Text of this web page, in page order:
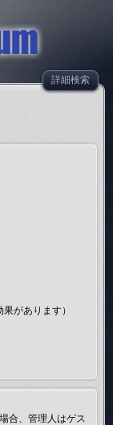
詳細検索
があります）
合、管理人はゲス